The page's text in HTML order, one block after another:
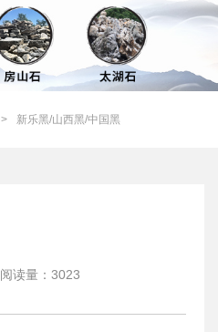
新乐黑/山西黑/中国黑
阅读量： 3023